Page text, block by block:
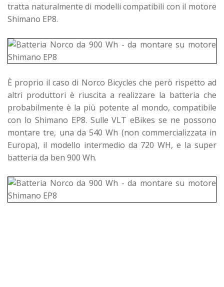
tratta naturalmente di modelli compatibili con il motore
Shimano EP8.
È proprio il caso di Norco Bicycles che però rispetto ad
altri produttori è riuscita a realizzare la batteria che
probabilmente è la più potente al mondo, compatibile
con lo Shimano EP8. Sulle VLT eBikes se ne possono
montare tre, una da 540 Wh (non commercializzata in
Europa), il modello intermedio da 720 WH, e la super
batteria da ben 900 Wh.